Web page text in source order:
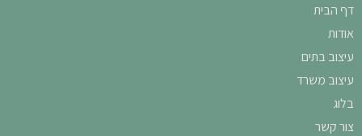
דף הבית
אודות
עיצוב בתים
עיצוב משרד
בלוג
צור קשר